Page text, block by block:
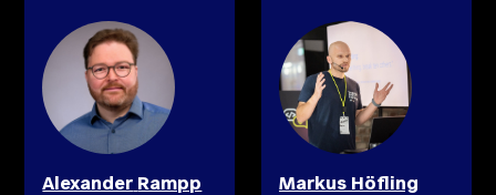
Alexander Rampp Markus Höfling